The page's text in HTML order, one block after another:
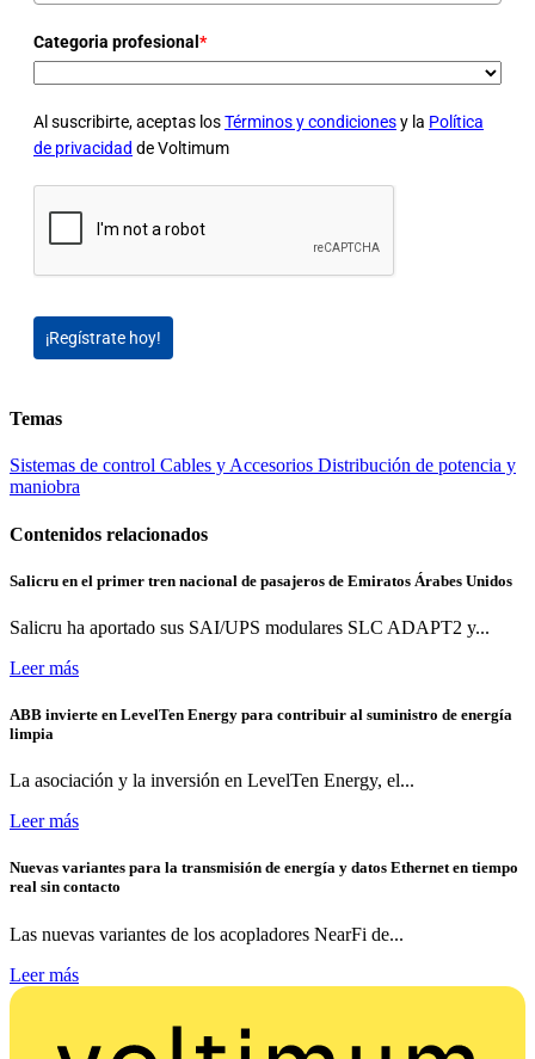
Categoria profesional *
Al suscribirte, aceptas losTérminos y condicionesy la Política
de privacidad de Voltimum
¡Regístrate hoy!
Temas
Sistemas de control Cables y Accesorios Distribución de potencia y
maniobra
Contenidos relacionados
Salicru en el primer tren nacional de pasajeros de Emiratos Árabes Unidos
Salicru ha aportado sus SAI/UPS modulares SLC ADAPT2 y...
Leer más
ABB invierte en LevelTen Energy para contribuir al suministro de energía
limpia
La asociación y la inversión en LevelTen Energy, el...
Leer más
Nuevas variantes para la transmisión de energía y datos Ethernet en tiempo
real sin contacto
Las nuevas variantes de los acopladores NearFi de...
Leer más